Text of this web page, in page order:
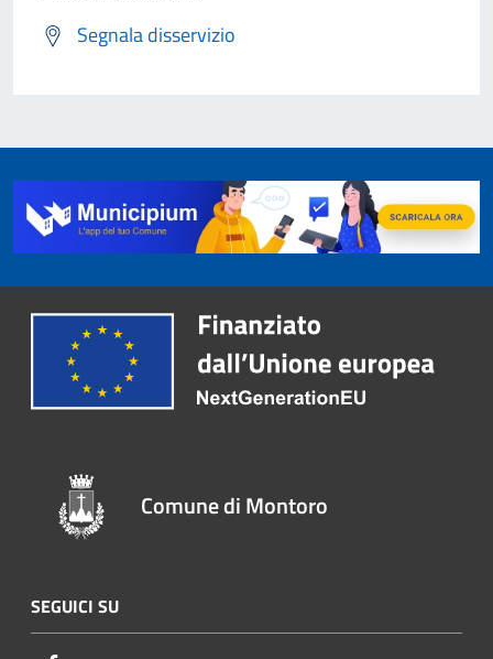
Segnala disservizio
Comune di Montoro
SEGUICI SU